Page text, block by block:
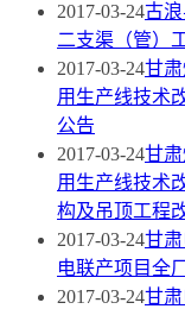
2017-03-24古
二支渠（管）
2017-03-24甘
用生产线技术
公告
2017-03-24甘
用生产线技术
构及吊顶工程
2017-03-24甘
电联产项目全
2017-03-24甘